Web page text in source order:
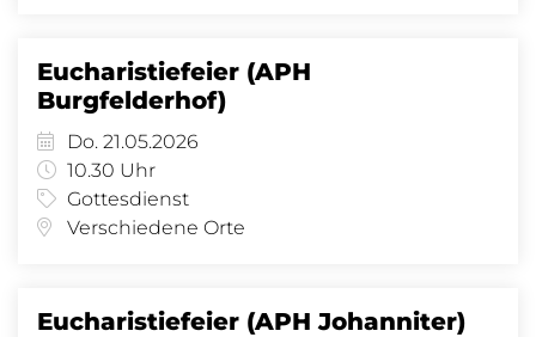
Eucharistiefeier (APH
Burgfelderhof)
Do. 21.05.2026
10.30 Uhr
Gottesdienst
Verschiedene Orte
Eucharistiefeier (APH Johanniter)